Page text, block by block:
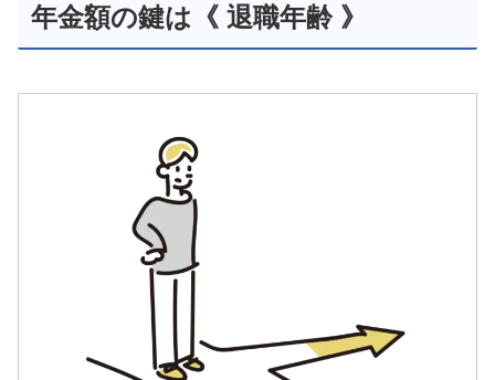
年金額の鍵は《 退職年齢 》